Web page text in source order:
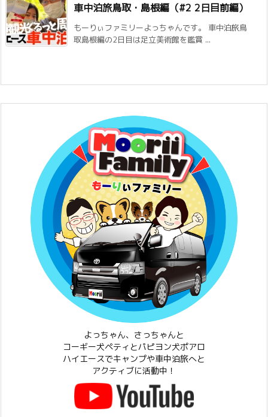
車中泊旅鳥取・島根編（#2 2日目前編）
もーりぃファミリーよっちゃんです。 車中泊旅鳥
取島根編の2日目は足立美術館を鑑賞 ...
よっちゃん、さっちゃんと
コーギー犬ペティとパピヨン犬ポアロ
ハイエースでキャンプや車中泊旅へと
アクティブに活動中！